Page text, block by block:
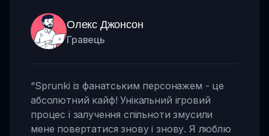
Олекс Джонсон
Гравець
“Sprunki із фанатським персонажем - це
абсолютний кайф! Унікальний ігровий
процес і залучення спільноти змусили
мене повертатися знову і знову. Я люблю